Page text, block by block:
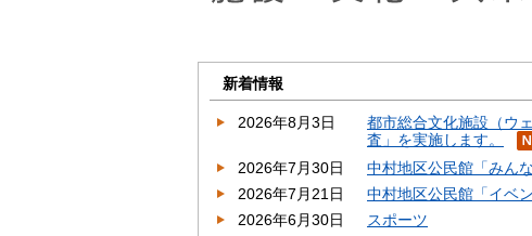
新着情報
2026年8月3日
都市総合文化施設（ウ
査」を実施します。
2026年7月30日
中村地区公民館「みん
2026年7月21日
中村地区公民館「イベ
2026年6月30日
スポーツ